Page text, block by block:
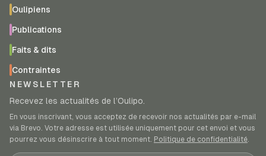
Oulipiens
Publications
Faits & dits
Contraintes
NEWSLETTER
Recevez les actualités de l’Oulipo.
En vous inscrivant, vous acceptez de recevoir nos actualités par e-mail
via Brevo. Votre adresse est utilisée uniquement pour cet envoi et vous
pourrez vous désinscrire à tout moment. Politique de confidentialité.